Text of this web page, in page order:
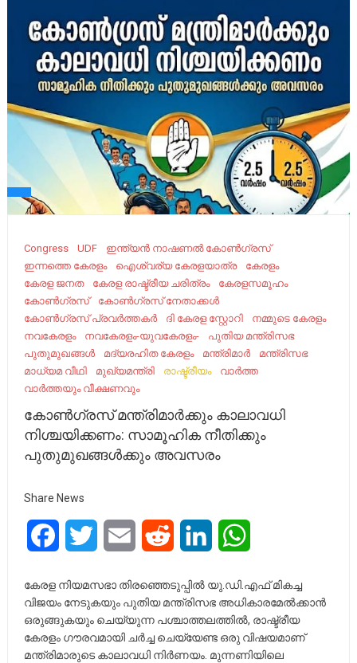
Congress UDF
ഇന്ത്യൻ നാഷണൽ കോൺഗ്രസ്
ഇന്നത്തെ കേരളം
ഐശ്വര്യ കേരളയാത്ര
കേരളം
കേരള ജനത
കേരള രാഷ്ട്രീയ ചരിത്രം
കേരളസമൂഹം
കോൺഗ്രസ്
കോൺഗ്രസ് നേതാക്കൾ
കോൺഗ്രസ്‌ പ്രവർത്തകർ
ദി കേരള സ്റ്റോറി
നമ്മുടെ കേരളം
നവകേരളം
നവകേരളം-യുവകേരളം-
പുതിയ മന്ത്രിസഭ
പുതുമുഖങ്ങള്‍
മദ്യരഹിത കേരളം മന്ത്രിമാർ
മന്ത്രിസഭ
മാധ്യമ വീഥി
മുഖ്യമന്ത്രി രാഷ്ട്രീയം
വാർത്ത
വാർത്തയും വീക്ഷണവും
കോൺഗ്രസ് മന്ത്രിമാർക്കും കാലാവധി
നിശ്ചയിക്കണം: സാമൂഹിക നീതിക്കും
പുതുമുഖങ്ങൾക്കും അവസരം
Share News
FacebookTwitter Email Reddit LinkedIn
കേരള നിയമസഭാ തിരഞ്ഞെടുപ്പിൽ യു.ഡി.എഫ് മികച്ച
വിജയം നേടുകയും പുതിയ മന്ത്രിസഭ അധികാരമേൽക്കാൻ
ഒരുങ്ങുകയും ചെയ്യുന്ന പശ്ചാത്തലത്തിൽ, രാഷ്ട്രീയ
കേരളം ഗൗരവമായി ചർച്ച ചെയ്യേണ്ട ഒരു വിഷയമാണ്
മന്ത്രിമാരുടെ കാലാവധി നിർണയം. മുന്നണിയിലെ